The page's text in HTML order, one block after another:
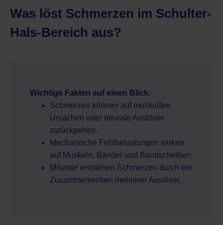
Was löst Schmerzen im Schulter-
Hals-Bereich aus?
Wichtige Fakten auf einen Blick:
Schmerzen können auf muskuläre
Ursachen oder neurale Auslöser
zurückgehen.
Mechanische Fehlbelastungen wirken
auf Muskeln, Bänder und Bandscheiben.
Mitunter entstehen Schmerzen durch ein
Zusammenwirken mehrerer Auslöser.